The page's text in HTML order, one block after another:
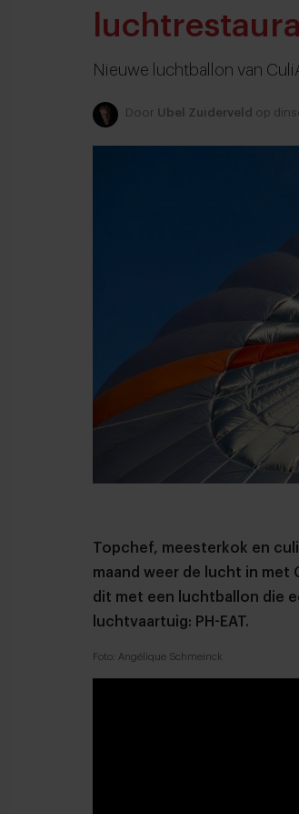
Nieuwe luchtballon van
Door Ubel Zuiderveld op
Topchef, meesterkok en
maand weer de lucht in met
dit met een luchtballon die
luchtvaartuig: PH-EAT.
Foto: Angélique Schmeinck